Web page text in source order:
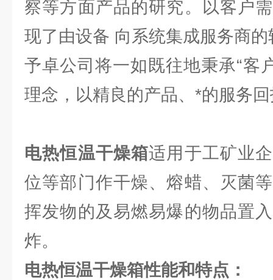
察等方面产品的研究。以客户
现了由设备 向系统集成服务商的
予卓公司将一如既往地秉承“客
理念，以精良的产品、*的服务
电热恒温干燥箱适用于工矿业
位等部门作干燥、熔蜡、灭菌
挥发物的及易燃易爆的物品置
炸。
电热恒温干燥箱性能和特点：